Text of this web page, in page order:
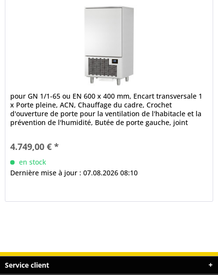
pour GN 1/1-65 ou EN 600 x 400 mm, Encart transversale 1
x Porte pleine, ACN, Chauffage du cadre, Crochet
d'ouverture de porte pour la ventilation de l'habitacle et la
prévention de l'humidité, Butée de porte gauche, joint
4.749,00 € *
en stock
Dernière mise à jour : 07.08.2026 08:10
Service client